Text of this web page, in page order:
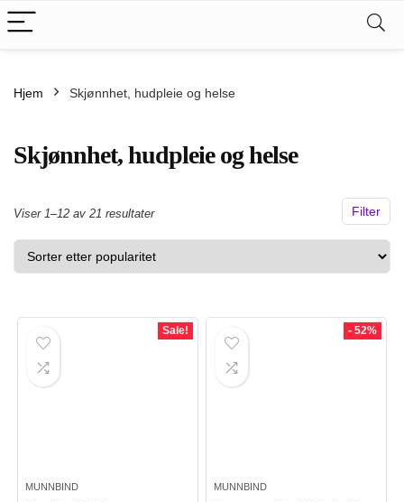
Hjem Skjønnhet, hudpleie og helse
Skjønnhet, hudpleie og helse
Filter
Viser 1–12 av 21 resultaterSortert
etter
propularitet
Sale!
MUNNBIND
- 52%
MUNNBIND